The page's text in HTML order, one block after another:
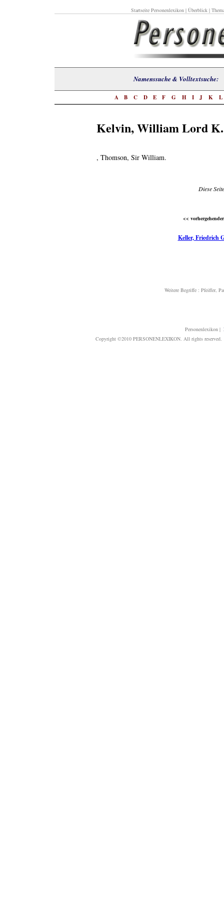
Startseite Personenlexikon| Überblick|
Namenssuche &
A B C D E F G H I J K L
Kelvin, William Lord
, Thomson, Sir William.
Diese
<<
Keller, Friedrich
Weitere Begriffe : Pfeiffer,
Personenlexikon|
Copyright ©2010 PERSONENLEXIKON. All rights